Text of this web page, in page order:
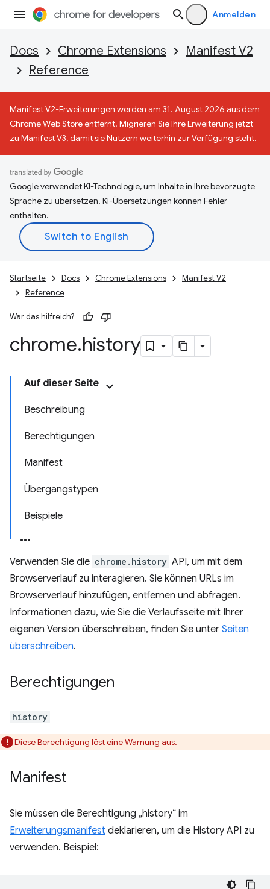
Anmelden
Docs Chrome Extensions
Manifest V2
Reference
Manifest V2-Erweiterungen werden am 31. August 2026 aus dem
Chrome Web Store entfernt. Migrieren Sie Ihre Erweiterung jetzt
zu Manifest V3, damit sie Nutzern weiterhin zur Verfügung steht.
Google verwendet KI-Technologie, um Inhalte in Ihre bevorzugte
Sprache zu übersetzen. KI-Übersetzungen können Fehler
enthalten.
Startseite Docs Chrome Extensions
Manifest V2
Reference
War das hilfreich?
chrome.history
Auf dieser Seite
Beschreibung
Berechtigungen
Manifest
Übergangstypen
Beispiele
Verwenden Sie die chrome.history API, um mit dem
Browserverlauf zu interagieren. Sie können URLs im
Browserverlauf hinzufügen, entfernen und abfragen.
Informationen dazu, wie Sie die Verlaufsseite mit Ihrer
eigenen Version überschreiben, finden Sie unter Seiten
überschreiben.
Berechtigungen
history
Diese Berechtigung löst eine Warnung aus.
Manifest
Sie müssen die Berechtigung „history“ im
Erweiterungsmanifest deklarieren, um die History API zu
verwenden. Beispiel: